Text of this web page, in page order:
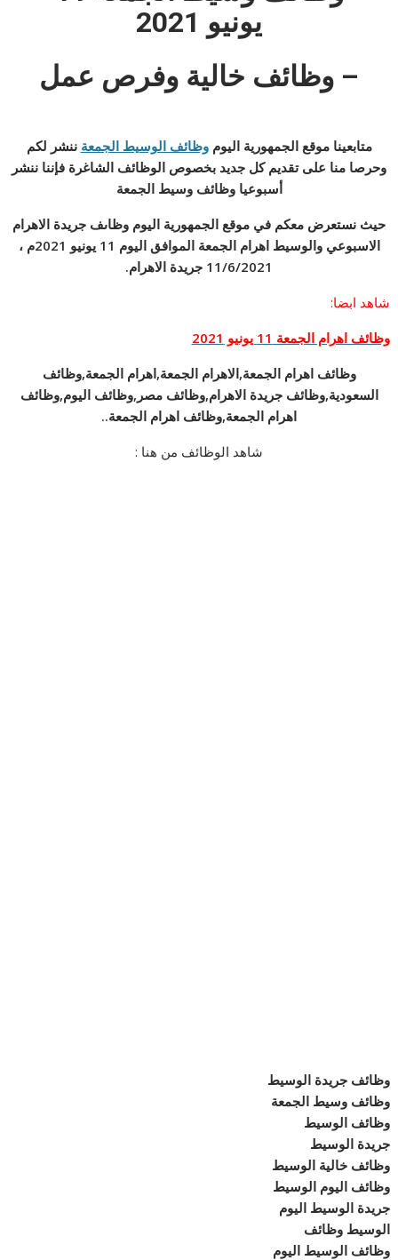
يونيو
– وظائف خالية وفرص عمل
متابعينا موقع الجمهورية اليوموظائف الوسيط الجمعة ننشر لكم
وحرصا منا على تقديم كل جديد بخصوص الوظائف الشاغرة فإننا ننشر
أسبوعيا وظائف وسيط الجمعة
حيث نستعرض معكم في موقع الجمهورية اليوم وظاىف جريدة الاهرام
الاسبوعي والوسيط اهرام الجمعة الموافق اليوم 11 يونيو 2021م ،
11/6/2021 جريدة الاهرام.
شاهد ابضا:
وظائف اهرام الجمعة 11 يونيو 2021
وظائف اهرام الجمعة,الاهرام الجمعة,اهرام الجمعة,وظائف
السعودية,وظائف جريدة الاهرام,وظائف مصر,وظائف اليوم,وظائف
اهرام الجمعة,وظائف اهرام الجمعة..
شاهد الوظائف من هنا :
وظائف جريدة الوسيط
وظائف وسيط الجمعة
وظائف الوسيط
جريدة الوسيط
وظائف خالية الوسيط
وظائف اليوم الوسيط
جريدة الوسيط اليوم
الوسيط وظائف
وظائف الوسيط اليوم